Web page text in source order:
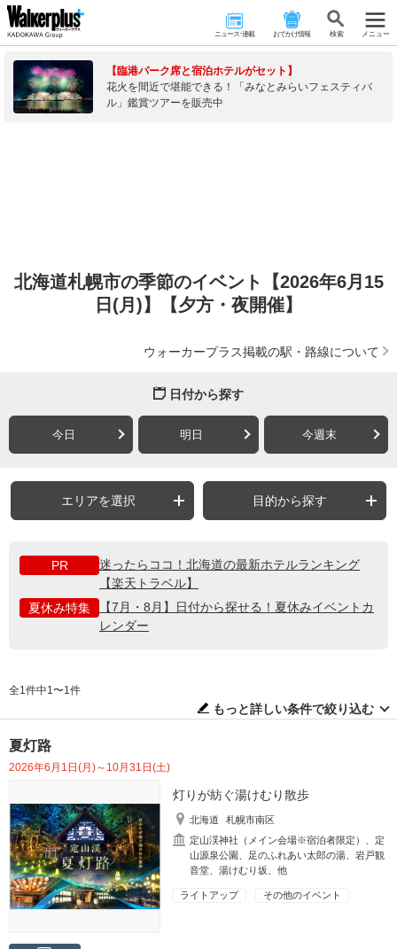
ニュース･連載 おでかけ情報 検 索 メニュー
【臨港パーク席と宿泊ホテルがセット】
花火を間近で堪能できる！「みなとみらいフェスティバ
ル」鑑賞ツアーを販売中
北海道札幌市の季節のイベント【2026年6月15
日(月)】【夕方・夜開催】
ウォーカープラス掲載の駅・路線について
日付から探す
今日 明日 今週末
エリアを選択 目的から探す
PR
迷ったらココ！北海道の最新ホテルランキング
【楽天トラベル】
夏休み特集
【7月・8月】日付から探せる！夏休みイベントカ
レンダー
全1件中1〜1件
もっと詳しい条件で絞り込む
夏灯路
2026年6月1日(月)～10月31日(土)
灯りが紡ぐ湯けむり散歩
北海道
札幌市南区
定山渓神社（メイン会場※宿泊者限定）、定
山源泉公園、足のふれあい太郎の湯、岩戸観
音堂、湯けむり坂、他
ライトアップ その他のイベント